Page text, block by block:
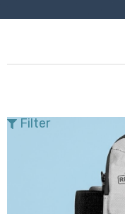
Filter